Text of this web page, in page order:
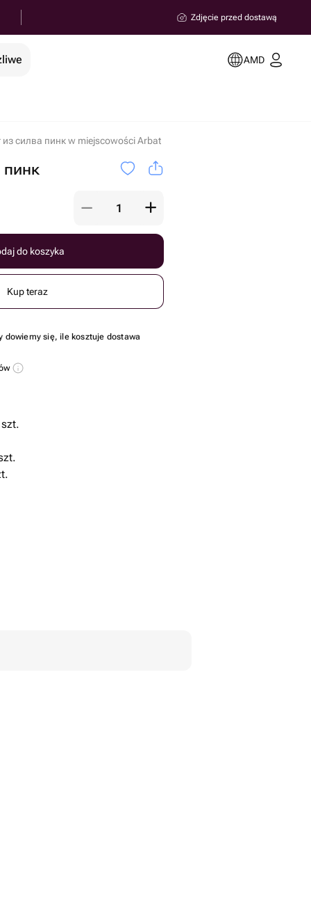
Zdjęcie przed dostawą
AMD
из силва пинк w miejscowości Arbat
пинк
do koszyka
Kup teraz
dowiemy się, ile kosztuje dostawa